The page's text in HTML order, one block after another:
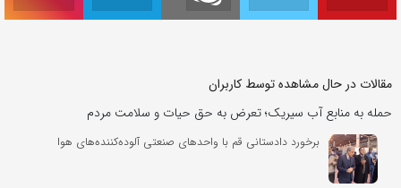
مقالات در حال مشاهده توسط کاربران
حمله به منابع آب سیریک؛ تعرض به حق حیات و سلامت مردم
برخورد دادستانی قم با واحدهای صنعتی آلوده‌کننده‌های هوا